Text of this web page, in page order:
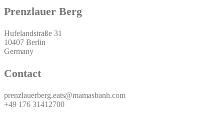
Prenzlauer Berg
Hufelandstraße 31
10407 Berlin
Germany
Contact
prenzlauerberg.eats@mamasbanh.com
+49 176 31412700